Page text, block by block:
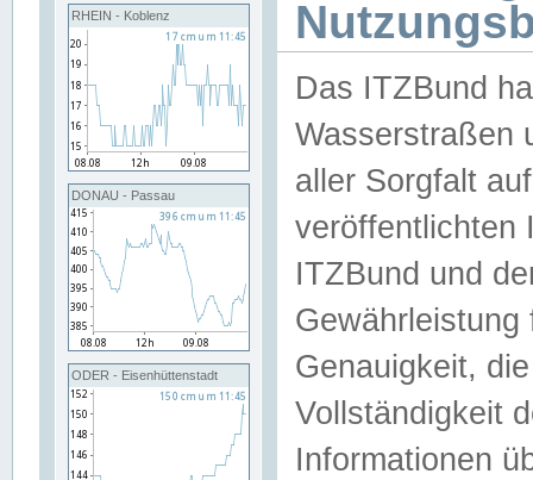
RHEIN - Koblenz
DONAU - Passau
ODER - Eisenhüttenstadt
Das ITZBund
Wasserstraßen
aller Sorgfalt
veröffentlichten
ITZBund und
Genauigkeit,
Vollständigkeit
Informationen